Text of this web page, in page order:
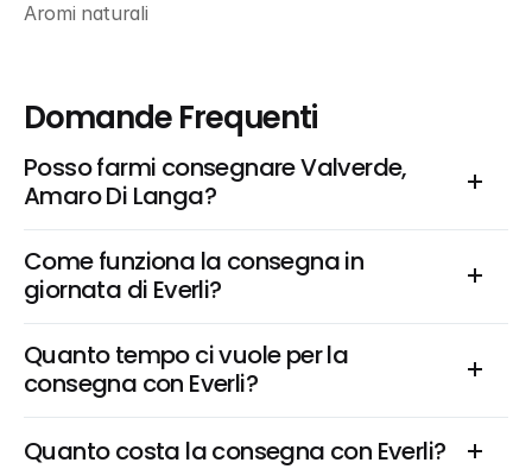
Aromi naturali
Domande Frequenti
Posso farmi consegnare Valverde,
Amaro Di Langa?
Come funziona la consegna in
giornata di Everli?
Quanto tempo ci vuole per la
consegna con Everli?
Quanto costa la consegna con Everli?